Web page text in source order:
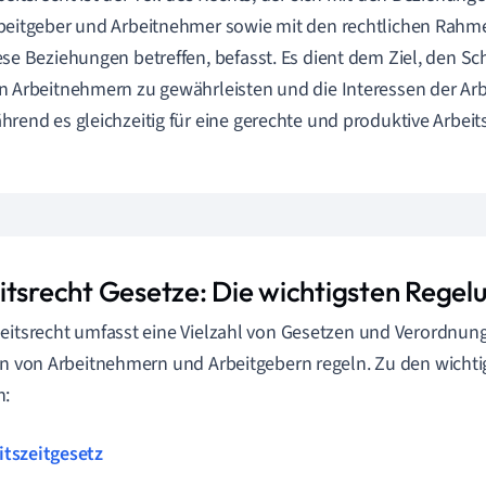
und Arbeitnehmer sowie mit den rechtlichen
Beziehungen betreffen, befasst. Es dient dem Ziel, den
Arbeitnehmern zu gewährleisten und die Interessen der
es gleichzeitig für eine gerechte und produktive
Gesetze: Die wichtigsten
umfasst eine Vielzahl von Gesetzen und
von Arbeitnehmern und Arbeitgebern regeln. Zu den